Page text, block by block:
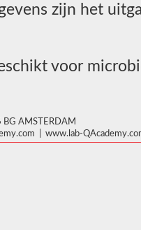
zijn het
voor
AMSTERDAM
| www.lab-